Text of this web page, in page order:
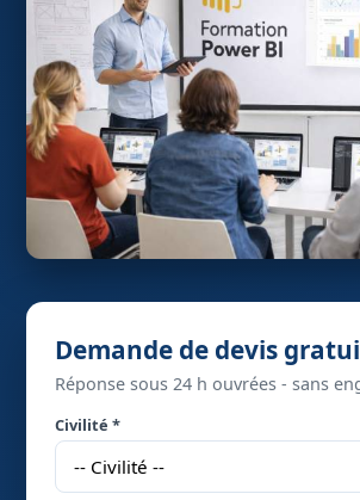
Demande de devis
Réponse sous 24 h ouvrées - sans
Civilité *